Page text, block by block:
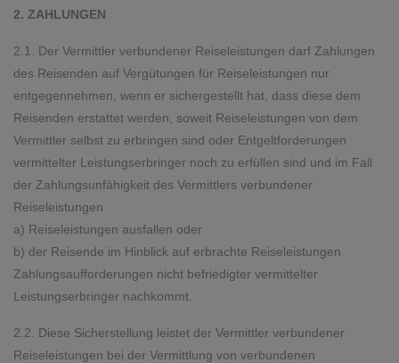
2. ZAHLUNGEN
2.1. Der Vermittler verbundener Reiseleistungen darf Zahlungen
des Reisenden auf Vergütungen für Reiseleistungen nur
entgegennehmen, wenn er sichergestellt hat, dass diese dem
Reisenden erstattet werden, soweit Reiseleistungen von dem
Vermittler selbst zu erbringen sind oder Entgeltforderungen
vermittelter Leistungserbringer noch zu erfüllen sind und im Fall
der Zahlungsunfähigkeit des Vermittlers verbundener
Reiseleistungen
a) Reiseleistungen ausfallen oder
b) der Reisende im Hinblick auf erbrachte Reiseleistungen
Zahlungsaufforderungen nicht befriedigter vermittelter
Leistungserbringer nachkommt.
2.2. Diese Sicherstellung leistet der Vermittler verbundener
Reiseleistungen bei der Vermittlung von verbundenen